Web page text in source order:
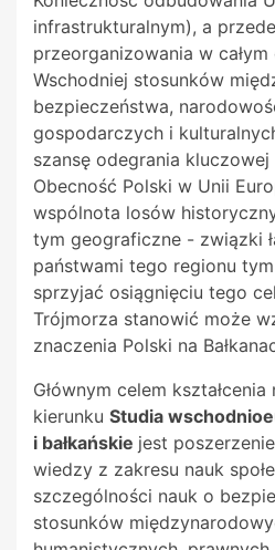
infrastrukturalnym), a
przeorganizowania w
Wschodniej stosunków
bezpieczeństwa,
gospodarczych i
szansę odegrania
Obecność Polski w Unii
wspólnota losów
tym geograficzne - związki
państwami tego regionu
sprzyjać osiągnięciu tego
Trójmorza stanowić może
znaczenia Polski na
Głównym celem kształcenia
kierunku Studia
i bałkańskie jest
wiedzy z zakresu nauk
szczególności nauk o
stosunków